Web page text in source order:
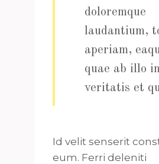
doloremque
laudantium,
aperiam,
quae ab illo
veritatis et
Id velit senserit
eum. Ferri deleniti